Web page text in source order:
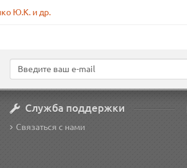
Ю.К. и др.
Служба поддержки
Связаться с нами